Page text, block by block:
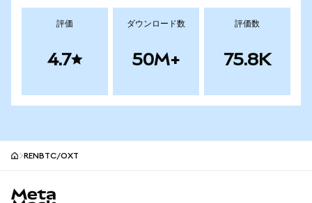
評価
4.7
ダウンロード数
50M+
評価数
75.8K
RENBTC/OXT